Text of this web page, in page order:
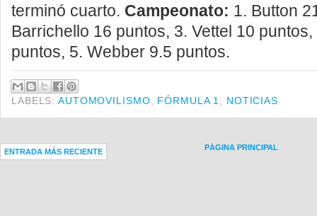
terminó cuarto. Campeonato: 1. Button
Barrichello 16 puntos, 3. Vettel 10
puntos, 5. Webber 9.5 puntos.
LABELS:AUTOMOVILISMO FÓRMULA 1 NOTICIAS
ENTRADA MÁS RECIENTE PÁGINA PRINCIPAL